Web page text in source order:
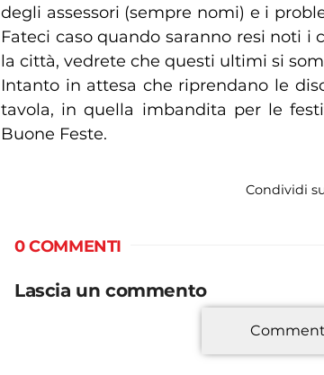
degli assessori (sempre nomi) e i
Fateci caso quando saranno resi noti
la città, vedrete che questi ultimi si
Intanto in attesa che riprendano le
tavola, in quella imbandita per le
Buone Feste.
Condividi
0 COMMENTI
Lascia un commento